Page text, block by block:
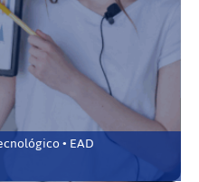
• EAD